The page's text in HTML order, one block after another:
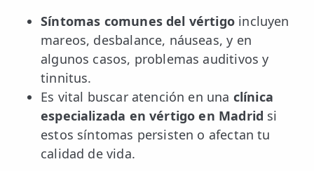
🫶 Suelo Pélvico
💆 Masajes Madrid
🏅 Fisioterapia Deportiva
🧠 Fisioterapia Neurológica
🧍 Fisioterapia Vestibular
Síntomas comunes del vértigo incluyen
mareos, desbalance, náuseas, y en
algunos casos, problemas auditivos y
tinnitus.
Es vital buscar atención en una clínica
especializada en vértigo en Madrid si
estos síntomas persisten o afectan tu
calidad de vida.